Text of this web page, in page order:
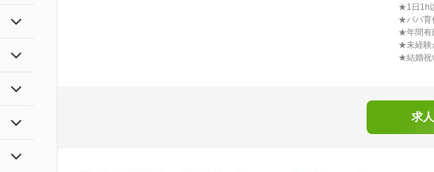
★1日1h
★パパ育
★年間有
★未経験
★結婚祝
求